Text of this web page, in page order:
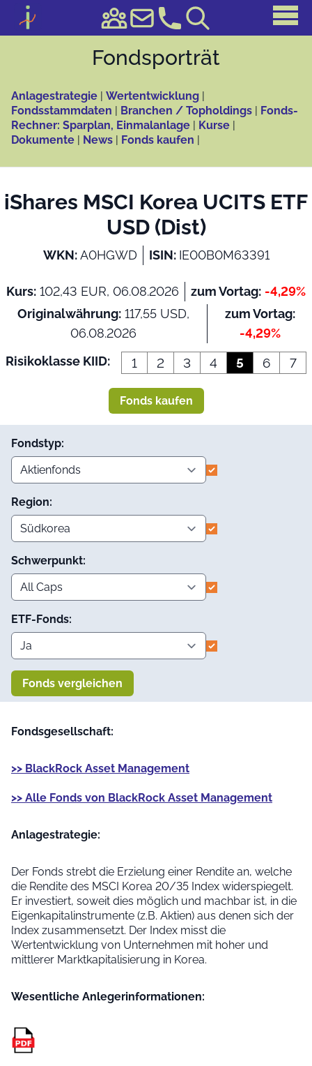
Fonds­porträt
Anlagestrategie | Wertentwicklung |
Fondsstammdaten | Branchen / Topholdings | Fonds-
Rechner: Sparplan, Einmalanlage | Kurse |
Dokumente | News | Fonds kaufen |
iShares MSCI Korea UCITS ETF
USD (Dist)
WKN:A0HGWD ISIN: IE00B0M63391
Kurs: 102,43 EUR, 06.08.2026 zum Vortag: -4,29%
Originalwährung: 117,55 USD,
06.08.2026
zum Vortag:
-4,29%
Risikoklasse KIID:
1 2 3 4 5 6 7
Fonds kaufen
Fondstyp:
Region:
Schwerpunkt:
ETF-Fonds:
Fonds vergleichen
Fondsgesellschaft:
>> BlackRock Asset Management
>> Alle Fonds von BlackRock Asset Management
Anlage­strategie:
Der Fonds strebt die Erzielung einer Rendite an, welche
die Rendite des MSCI Korea 20/35 Index widerspiegelt.
Er investiert, soweit dies möglich und machbar ist, in die
Eigenkapitalinstrumente (z.B. Aktien) aus denen sich der
Index zusammensetzt. Der Index misst die
Wertentwicklung von Unternehmen mit hoher und
mittlerer Marktkapitalisierung in Korea.
Wesentliche Anleger­informationen: